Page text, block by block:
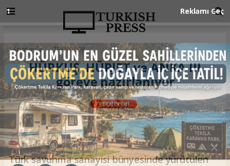
Anasayfa TEKNOLOJİ
HÜRKUŞ, HÜRJET ve ANKA III
göreve hazırlanıyor
TEKNOLOJİ
27.01.2026 - 12:23, Güncelleme: 27.01.2026 - 12:23
Türk savunma sanayisi bünyesinde yürütülen